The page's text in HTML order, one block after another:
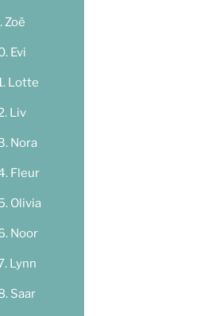
Zoë
Evi
Lotte
Liv
Nora
Fleur
Olivia
Noor
Lynn
Saar